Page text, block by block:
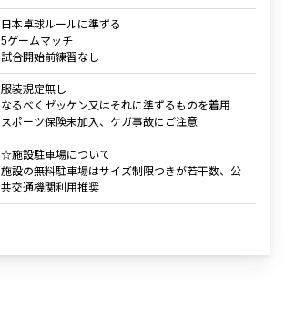
日本卓球ルールに準ずる
5ゲームマッチ
試合開始前練習なし
服装規定無し
なるべくゼッケン又はそれに準ずるものを着用
スポーツ保険未加入、ケガ事故にご注意
☆施設駐車場について
施設の無料駐車場はサイズ制限つきが若干数、公
共交通機関利用推奨